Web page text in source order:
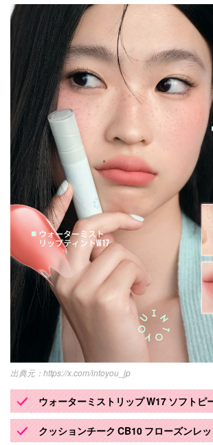
https://x.com/intoyou_jp
ウォーターミストリップ W17 ソフトピ
クッションチーク CB10 フローズンレ